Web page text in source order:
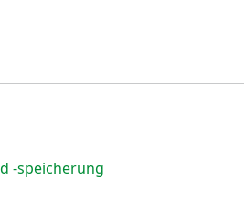
-speicherung